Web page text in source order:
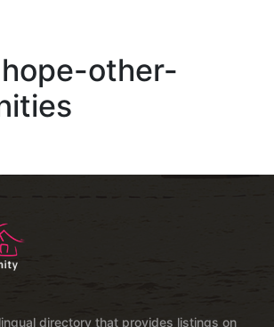
other-
directory that provides listings on